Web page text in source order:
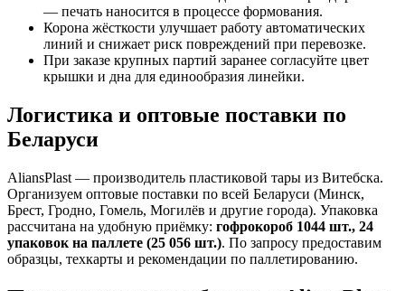
— печать наносится в процессе формования.
Корона жёсткости улучшает работу автоматических
линий и снижает риск повреждений при перевозке.
При заказе крупных партий заранее согласуйте цвет
крышки и дна для единообразия линейки.
Логистика и оптовые поставки по
Беларуси
AliansPlast — производитель пластиковой тары из Витебска.
Организуем оптовые поставки по всей Беларуси (Минск,
Брест, Гродно, Гомель, Могилёв и другие города). Упаковка
рассчитана на удобную приёмку: гофрокороб 1044 шт., 24
упаковок на паллете (25 056 шт.). По запросу предоставим
образцы, техкарты и рекомендации по паллетированию.